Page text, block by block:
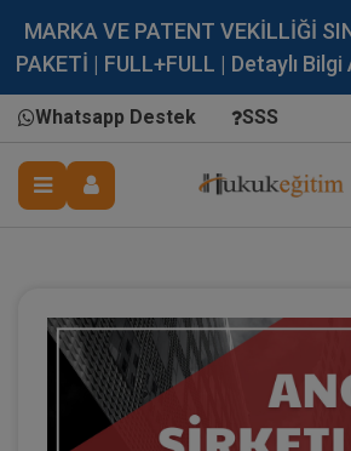
MARKA VE PATENT VEKİLLİĞİ
PAKETİ | FULL+FULL | Detaylı Bilgi
Whatsapp Destek SSS